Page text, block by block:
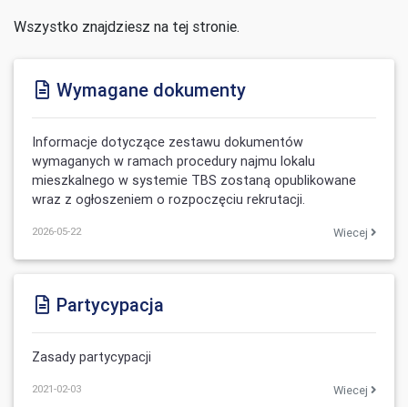
Wszystko znajdziesz na tej stronie.
Wymagane dokumenty
Informacje dotyczące zestawu dokumentów
wymaganych w ramach procedury najmu lokalu
mieszkalnego w systemie TBS zostaną opublikowane
wraz z ogłoszeniem o rozpoczęciu rekrutacji.
Wiecej
2026-05-22
Partycypacja
Zasady partycypacji
Wiecej
2021-02-03